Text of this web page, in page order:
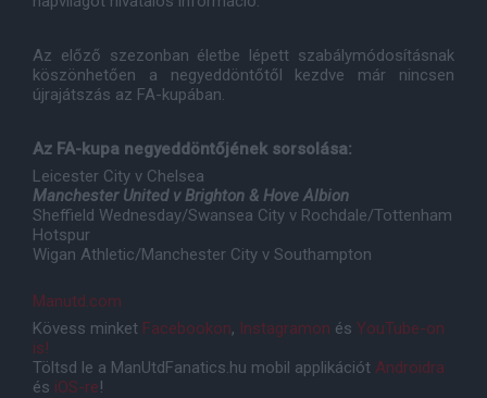
Az előző szezonban életbe lépett szabálymódosításnak
köszönhetően a negyeddöntőtől kezdve már nincsen
újrajátszás az FA-kupában.
Az FA-kupa negyeddöntőjének sorsolása:
Leicester City v Chelsea
Manchester United v Brighton & Hove Albion
Sheffield Wednesday/Swansea City v Rochdale/Tottenham
Hotspur
Wigan Athletic/Manchester City v Southampton
Manutd.com
Kövess minket Facebookon, Instagramon és YouTube-on
is!
Töltsd le a ManUtdFanatics.hu mobil applikációt Androidra
és iOS-re!